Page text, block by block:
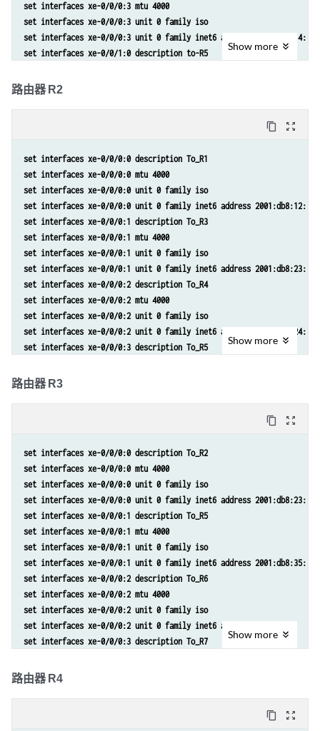
set protocols isis interface xe-0/0/0:0.0 point-to-point
set protocols isis interface xe-0/0/0:2.0 level 2 srv6-adjacency-
set protocols isis interface xe-0/0/0:2.0 node-link-protection
set protocols isis interface xe-0/0/0:2.0 point-to-point
set protocols isis source-packet-routing srv6 locator myloc end-sid
set interfaces xe-0/0/0:3 mtu 4000
set interfaces xe-0/0/0:3 unit 0 family iso
set interfaces xe-0/0/0:3 unit 0 family inet6 address 2001:db8:14::1/
set interfaces xe-0/0/1:0 description to-R5
set interfaces xe-0/0/1:0 unit 0 family iso
set interfaces lo0 unit 0 family inet6 address 2001:db8:1:255::1/128
set routing-options source-packet-routing srv6 locator myloc
set routing-options forwarding-table export pplb
set routing-options router-id 192.168.255.1
set protocols isis interface xe-0/0/0:0.0 level 2 srv6-adjacency-
set protocols isis interface xe-0/0/0:0.0 node-link-protection
set protocols isis interface xe-0/0/0:0.0 point-to-point
set protocols isis interface xe-0/0/0:2.0 level 2 srv6-adjacency-
set protocols isis interface xe-0/0/0:2.0 node-link-protection
set protocols isis interface xe-0/0/0:2.0 point-to-point
set protocols isis interface xe-0/0/0:2.1 node-link-protection
set protocols isis interface xe-0/0/0:3.0 level 2 srv6-adjacency-
set protocols isis interface xe-0/0/0:3.0 node-link-protection
set protocols isis interface xe-0/0/0:3.0 point-to-point
set protocols isis interface xe-0/0/1:0.0 node-link-protection
set protocols isis level 1 disable
Show more
路由器 R2
content_copy zoom_out_map
set interfaces xe-0/0/0:0 description To_R1
set interfaces xe-0/0/0:0 mtu 4000
set interfaces xe-0/0/0:0 unit 0 family iso
set interfaces xe-0/0/0:0 unit 0 family inet6 address 2001:db8:12::2/
set interfaces xe-0/0/0:1 description To_R3
set interfaces xe-0/0/0:1 mtu 4000
set interfaces xe-0/0/0:1 unit 0 family iso
set interfaces xe-0/0/0:1 unit 0 family inet6 address 2001:db8:23::1/
set interfaces xe-0/0/0:2 description To_R4
set interfaces xe-0/0/0:2 mtu 4000
set interfaces xe-0/0/0:2 unit 0 family iso
set interfaces xe-0/0/0:2 unit 0 family inet6 address 2011:db8:24::1/
set interfaces xe-0/0/0:3 description To_R5
set interfaces xe-0/0/0:3 unit 0 family iso
set interfaces xe-0/0/1:0 unit 0 family inet6 address 2001:db8:26::1/
set interfaces lo0 unit 0 family iso address 49.0001.0002.0202.0200
set interfaces lo0 unit 0 family inet6 address 2001:db8:2:255::2/128
set policy-options policy-statement pplb then load-balance per-packet
set routing-options source-packet-routing srv6 locator myloc
set routing-options forwarding-table export pplb
set routing-options router-id 192.168.255.2
set routing-options autonomous-system 65550
set protocols bgp group RRv6 type internal
set protocols bgp group RRv6 local-address 2001:db8:2:255::2
set protocols bgp group RRv6 neighbor 2001:db8:10:255::10 family
set protocols bgp group RRv6 neighbor 2001:db8:20:255::20 family
set protocols bgp group RRv6 cluster 192.168.255.2
set protocols isis interface xe-0/0/0:0.0 node-link-protection
set protocols isis interface xe-0/0/0:1.0 level 2 srv6-adjacency-
set protocols isis interface xe-0/0/0:1.0 node-link-protection
Show more
路由器 R3
content_copy zoom_out_map
set interfaces xe-0/0/0:0 description To_R2
set interfaces xe-0/0/0:0 mtu 4000
set interfaces xe-0/0/0:0 unit 0 family iso
set interfaces xe-0/0/0:0 unit 0 family inet6 address 2001:db8:23::2/
set interfaces xe-0/0/0:1 description To_R5
set interfaces xe-0/0/0:1 mtu 4000
set interfaces xe-0/0/0:1 unit 0 family iso
set interfaces xe-0/0/0:1 unit 0 family inet6 address 2001:db8:35::1/
set interfaces xe-0/0/0:2 description To_R6
set interfaces xe-0/0/0:2 mtu 4000
set interfaces xe-0/0/0:2 unit 0 family iso
set interfaces xe-0/0/0:2 unit 0 family inet6 address 36::1/64
set interfaces xe-0/0/0:3 description To_R7
set interfaces xe-0/0/0:3 unit 0 family iso
set interfaces lo0 unit 0 family inet6 address 2001:db8:3:255::3/128
Show more
路由器 R4
content_copy zoom_out_map